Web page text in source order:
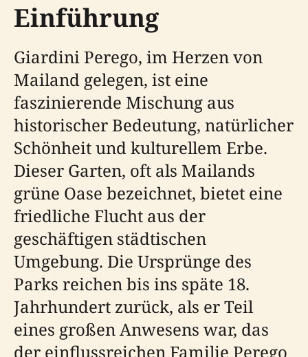
Einführung
Giardini Perego, im Herzen von
Mailand gelegen, ist eine
faszinierende Mischung aus
historischer Bedeutung, natürlicher
Schönheit und kulturellem Erbe.
Dieser Garten, oft als Mailands
grüne Oase bezeichnet, bietet eine
friedliche Flucht aus der
geschäftigen städtischen
Umgebung. Die Ursprünge des
Parks reichen bis ins späte 18.
Jahrhundert zurück, als er Teil
eines großen Anwesens war, das
der einflussreichen Familie Perego